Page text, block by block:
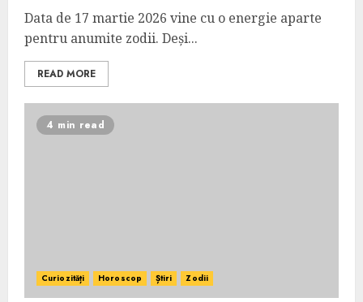
Data de 17 martie 2026 vine cu o energie aparte
pentru anumite zodii. Deși...
READ MORE
4 min read
Curiozități Horoscop Știri Zodii